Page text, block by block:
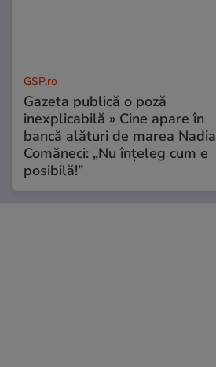
GSP.ro
Gazeta publică o poză
inexplicabilă » Cine apare în
bancă alături de marea Nadia
Comăneci: „Nu înțeleg cum e
posibilă!”